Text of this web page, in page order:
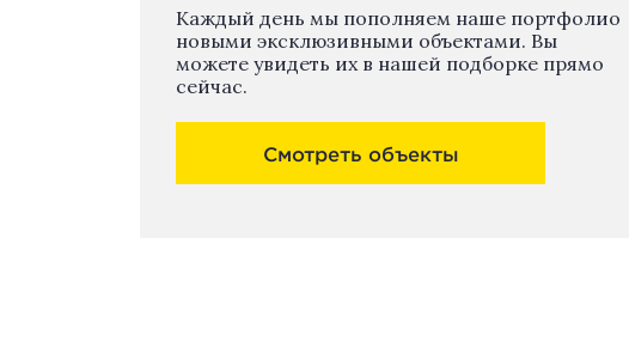
Каждый день мы пополняем наше портфолио
новыми эксклюзивными объектами. Вы
можете увидеть их в нашей подборке прямо
сейчас.
Смотреть объекты